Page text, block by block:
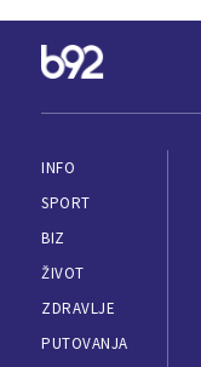
INFO
SPORT
BIZ
ŽIVOT
ZDRAVLJE
PUTOVANJA